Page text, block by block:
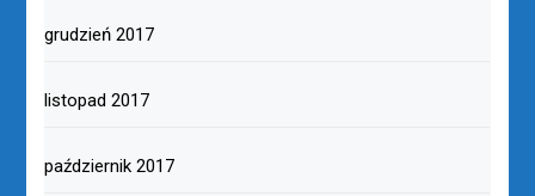
grudzień 2017
listopad 2017
październik 2017